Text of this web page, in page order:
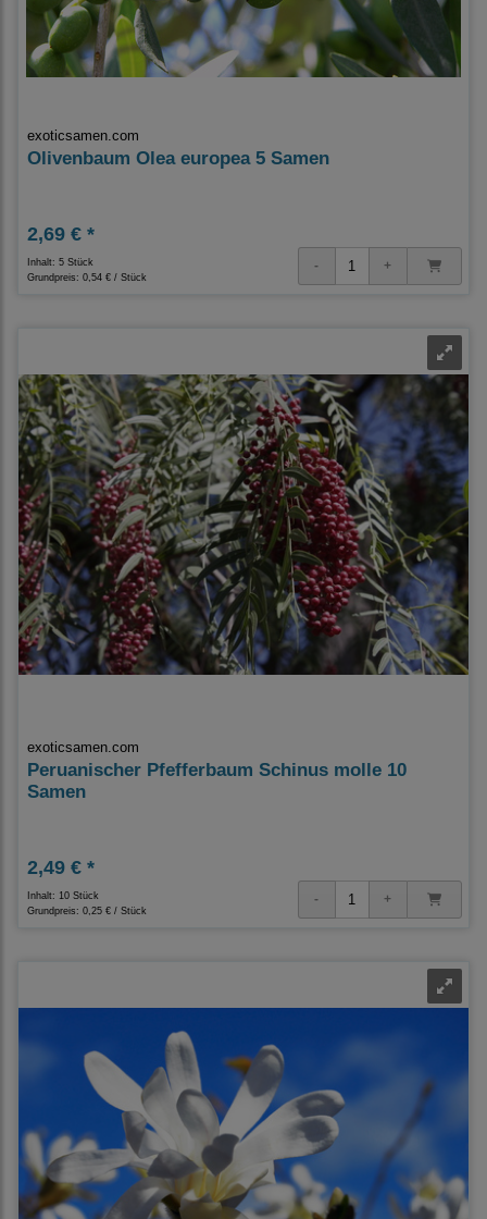
exoticsamen.com
Olivenbaum Olea europea 5 Samen
2,69 € *
Inhalt: 5 Stück
Grundpreis: 0,54 € / Stück
exoticsamen.com
Peruanischer Pfefferbaum Schinus molle 10
Samen
2,49 € *
Inhalt: 10 Stück
Grundpreis: 0,25 € / Stück